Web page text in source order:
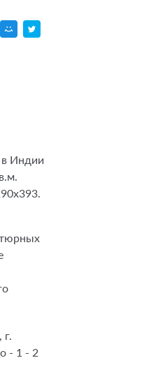
в Индии
- 1 - 2